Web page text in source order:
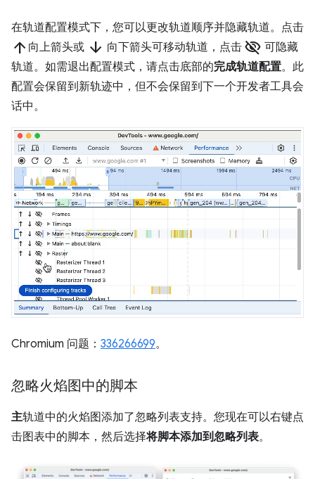
在轨道配置模式下，您可以更改轨道顺序并隐藏轨道。点击
arrow_upward 向上箭头或 arrow_downward 向下箭头可移动轨道，点击 visibility_off 可隐藏
轨道。如需退出配置模式，请点击底部的完成轨道配置。此
配置会保留到新轨迹中，但不会保留到下一个开发者工具会
话中。
Chromium 问题： 336266699。
忽略火焰图中的脚本
主轨道中的火焰图添加了忽略列表支持。您现在可以右键点
击图表中的脚本，然后选择将脚本添加到忽略列表。